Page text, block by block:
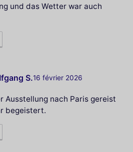
und das Wetter war auch
S.16 février 2026
Ausstellung nach Paris gereist
begeistert.